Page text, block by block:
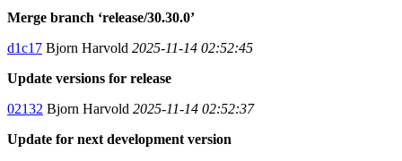
Merge branch ‘release/30.30.0’
d1c17 Bjorn Harvold 2025-11-14 02:52:45
Update versions for release
02132 Bjorn Harvold 2025-11-14 02:52:37
Update for next development version